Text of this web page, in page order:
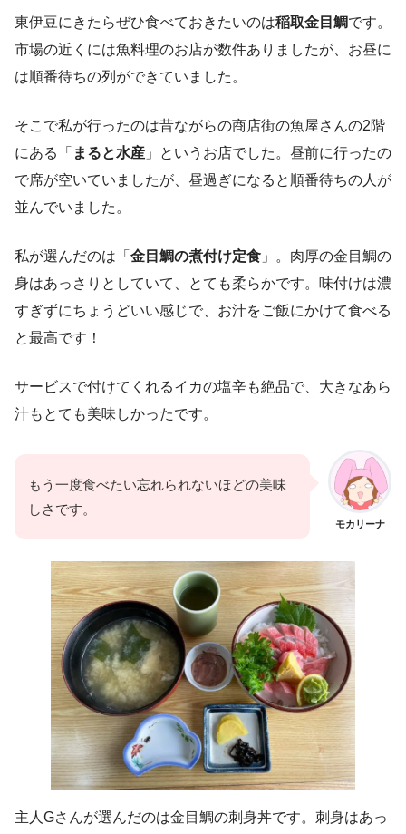
東伊豆にきたらぜひ食べておきたいのは稲取金目鯛です。
市場の近くには魚料理のお店が数件ありましたが、お昼に
は順番待ちの列ができていました。
そこで私が行ったのは昔ながらの商店街の魚屋さんの2階
にある「 まると水産 」というお店でした。昼前に行ったの
で席が空いていましたが、昼過ぎになると順番待ちの人が
並んでいました。
私が選んだのは「 金目鯛の煮付け定食 」。肉厚の金目鯛の
身はあっさりとしていて、とても柔らかです。味付けは濃
すぎずにちょうどいい感じで、お汁をご飯にかけて食べる
と最高です！
サービスで付けてくれるイカの塩辛も絶品で、大きなあら
汁もとても美味しかったです。
モカリーナ
もう一度食べたい忘れられないほどの美味
しさです。
主人Gさんが選んだのは金目鯛の刺身丼です。刺身はあっ